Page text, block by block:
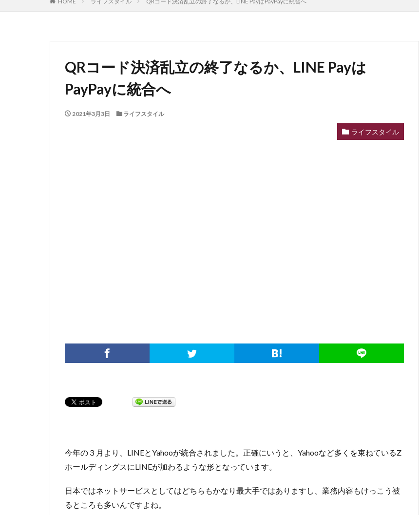
QRコード決済乱立の終了なるか、LINE Payは
PayPayに統合へ
2021年3月3日 ライフスタイル
ライフスタイル
今年の３月より、LINEとYahooが統合されました。正確にいうと、Yahooなど多くを束ねているZ
ホールディングスにLINEが加わるような形となっています。
日本ではネットサービスとしてはどちらもかなり最大手ではありますし、業務内容もけっこう被
るところも多いんですよね。